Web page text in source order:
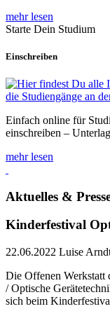
mehr lesen
Starte Dein Studium
Einschreiben
Einfach online für
einschreiben –
mehr lesen
Aktuelles &
Kinderfestival
22.06.2022 Luise
Die Offenen Werkstatt
/ Optische
sich beim